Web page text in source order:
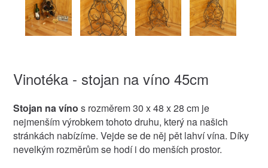
Vinotéka - stojan na víno 45cm
Stojan na víno s rozměrem 30 x 48 x 28 cm je
nejmenším výrobkem tohoto druhu, který na našich
stránkách nabízíme. Vejde se de něj pět lahví vína. Díky
nevelkým rozměrům se hodí i do menších prostor.